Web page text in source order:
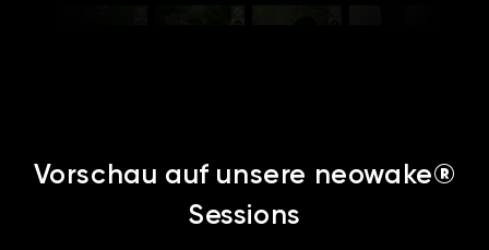
Vorschau auf unsere neowake®
Sessions